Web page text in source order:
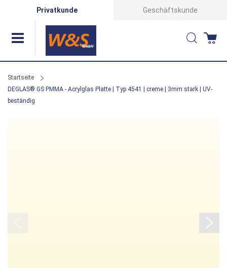
Privatkunde Geschäftskunde
Suche
Startseite
DEGLAS® GS PMMA - Acrylglas Platte | Typ 4541 | creme | 3mm stark | UV-
beständig